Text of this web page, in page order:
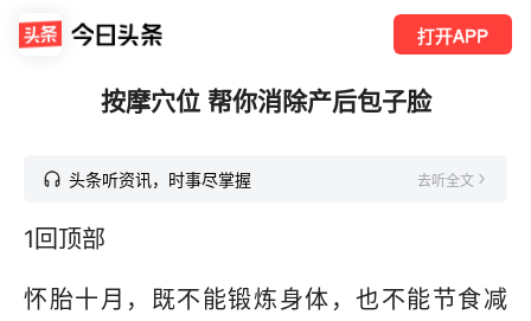
打开APP
按摩穴位 帮你消除产后包子脸
头条听资讯，时事尽掌握 去听全文
1回顶部
怀胎十月，既不能锻炼身体，也不能节食减